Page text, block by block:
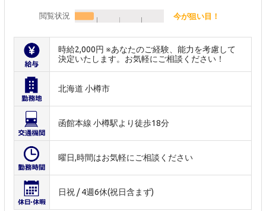
閲覧状況 今が狙い目！
時給2,000円 ※あなたのご経験、能力を考慮して
決定いたします。お気軽にご相談ください！
北海道 小樽市
函館本線 小樽駅より徒歩18分
曜日,時間はお気軽にご相談ください
日祝 / 4週6休(祝日含まず)